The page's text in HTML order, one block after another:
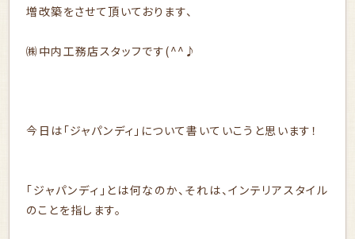
増改築をさせて頂いております、
㈱中内工務店スタッフです(^^♪
今日は「ジャパンディ」について書いていこうと思います！
「ジャパンディ」とは何なのか、それは、インテリアスタイル
のことを指します。